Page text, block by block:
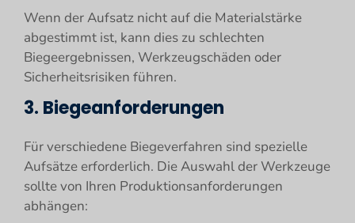
Wenn der Aufsatz nicht auf die Materialstärke
abgestimmt ist, kann dies zu schlechten
Biegeergebnissen, Werkzeugschäden oder
Sicherheitsrisiken führen.
3. Biegeanforderungen
Für verschiedene Biegeverfahren sind spezielle
Aufsätze erforderlich. Die Auswahl der Werkzeuge
sollte von Ihren Produktionsanforderungen
abhängen: